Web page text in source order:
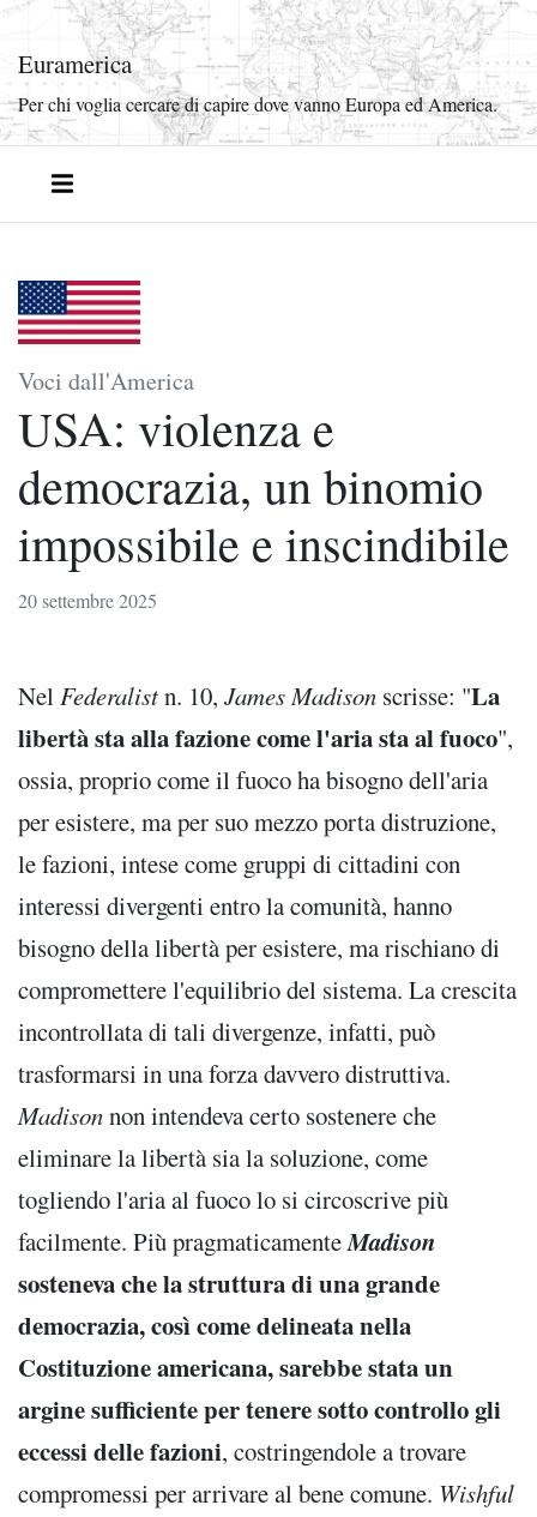
Euramerica
Per chi voglia cercare di capire dove vanno Europa ed America.
Voci dall'America
USA: violenza e
democrazia, un binomio
impossibile e inscindibile
20 settembre 2025
NelFederalistn. 10, James Madison scrisse: "La
libertà sta alla fazione come l'aria sta al fuoco",
ossia, proprio come il fuoco ha bisogno dell'aria
per esistere, ma per suo mezzo porta distruzione,
le fazioni, intese come gruppi di cittadini con
interessi divergenti entro la comunità, hanno
bisogno della libertà per esistere, ma rischiano di
compromettere l'equilibrio del sistema. La crescita
incontrollata di tali divergenze, infatti, può
trasformarsi in una forza davvero distruttiva.
Madisonnon intendeva certo sostenere che
eliminare la libertà sia la soluzione, come
togliendo l'aria al fuoco lo si circoscrive più
facilmente. Più pragmaticamenteMadison
sosteneva che la struttura di una grande
democrazia, così come delineata nella
Costituzione americana, sarebbe stata un
argine sufficiente per tenere sotto controllo gli
eccessi delle fazioni, costringendole a trovare
compromessi per arrivare al bene comune. Wishful